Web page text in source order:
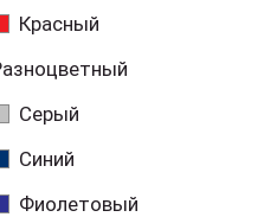
Красный
Серый
Синий
Фиолетовый